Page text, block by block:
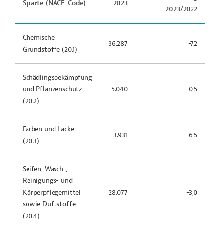
Sparte (NACE-Code) 2023
2023/2022
Chemische
Grundstoffe (20.1)
36.287 -7,2
Schädlingsbekämpfung
und Pflanzenschutz
(20.2)
5.040 -0,5
Farben und Lacke
(20.3)
3.931 6,5
Seifen, Wasch-,
Reinigungs- und
Körperpflegemittel
sowie Duftstoffe
(20.4)
28.077 -3,0